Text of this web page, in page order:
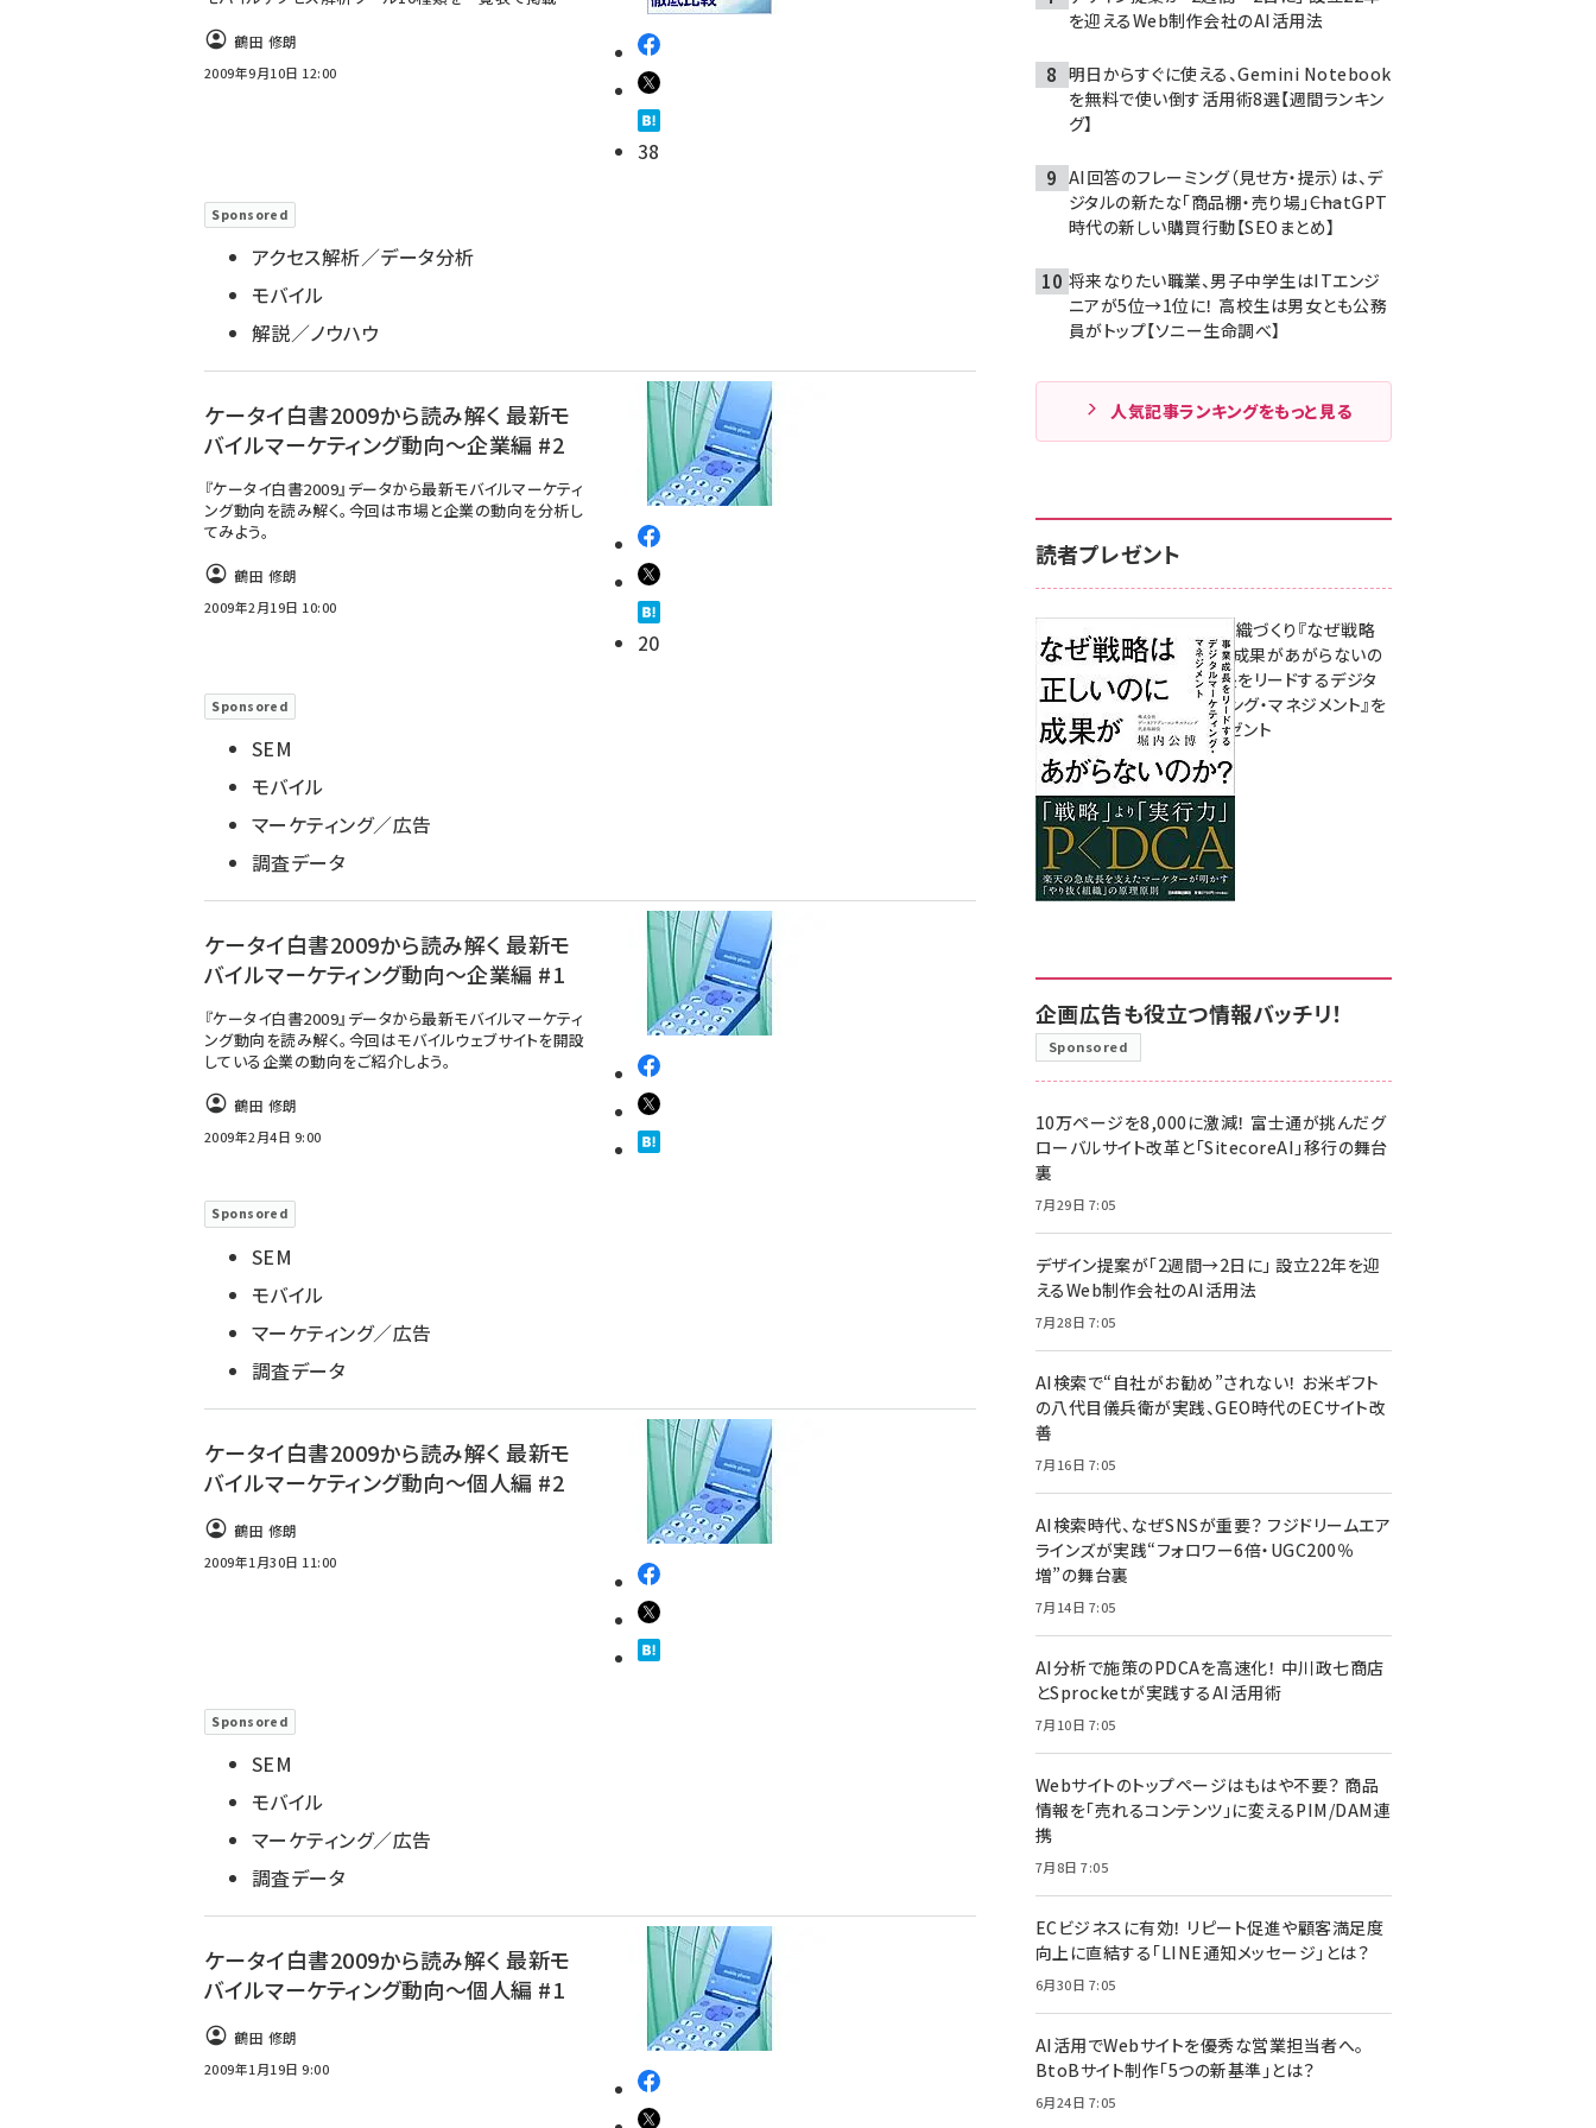
鶴田 修朗
2009年9月10日 12:00
38
Sponsored
アクセス解析／データ分析
モバイル
解説／ノウハウ
ケータイ白書2009から読み解く 最新モ
バイルマーケティング動向～企業編 #2
『ケータイ白書2009』データから最新モバイルマーケティ
ング動向を読み解く。今回は市場と企業の動向を分析し
てみよう。
鶴田 修朗
2009年2月19日 10:00
20
Sponsored
SEM
モバイル
マーケティング／広告
調査データ
ケータイ白書2009から読み解く 最新モ
バイルマーケティング動向～企業編 #1
『ケータイ白書2009』データから最新モバイルマーケティ
ング動向を読み解く。今回はモバイルウェブサイトを開設
している企業の動向をご紹介しよう。
鶴田 修朗
2009年2月4日 9:00
Sponsored
SEM
モバイル
マーケティング／広告
調査データ
ケータイ白書2009から読み解く 最新モ
バイルマーケティング動向～個人編 #2
鶴田 修朗
2009年1月30日 11:00
Sponsored
SEM
モバイル
マーケティング／広告
調査データ
ケータイ白書2009から読み解く 最新モ
バイルマーケティング動向～個人編 #1
鶴田 修朗
2009年1月19日 9:00
を迎えるWeb制作会社のAI活用法
明日からすぐに使える、Gemini Notebook
を無料で使い倒す活用術8選【週間ランキン
グ】
AI回答のフレーミング（見せ方・提示）は、デ
ジタルの新たな「商品棚・売り場」――ChatGPT
時代の新しい購買行動【SEOまとめ】
将来なりたい職業、男子中学生はITエンジ
ニアが5位→1位に！ 高校生は男女とも公務
員がトップ【ソニー生命調べ】
人気記事ランキングをもっと見る
読者プレゼント
成果を生む組織づくり『なぜ戦略
は正しいのに成果があがらないの
か？ 事業成長をリードするデジタ
ルマーケティング・マネジメント』を
3名様にプレゼント
8月7日 10:00
企画広告も役立つ情報バッチリ！
Sponsored
10万ページを8,000に激減！ 富士通が挑んだグ
ローバルサイト改革と「SitecoreAI」移行の舞台
裏
7月29日 7:05
デザイン提案が「2週間→2日に」 設立22年を迎
えるWeb制作会社のAI活用法
7月28日 7:05
AI検索で“自社がお勧め”されない！ お米ギフト
の八代目儀兵衛が実践、GEO時代のECサイト改
善
7月16日 7:05
AI検索時代、なぜSNSが重要？ フジドリームエア
ラインズが実践“フォロワー6倍・UGC200％
増”の舞台裏
7月14日 7:05
AI分析で施策のPDCAを高速化！ 中川政七商店
とSprocketが実践するAI活用術
7月10日 7:05
Webサイトのトップページはもはや不要？ 商品
情報を「売れるコンテンツ」に変えるPIM/DAM連
携
7月8日 7:05
ECビジネスに有効！ リピート促進や顧客満足度
向上に直結する「LINE通知メッセージ」とは？
6月30日 7:05
AI活用でWebサイトを優秀な営業担当者へ。
BtoBサイト制作「5つの新基準」とは？
6月24日 7:05